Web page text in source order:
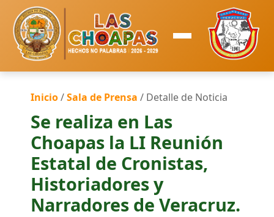
Inicio/Sala de Prensa / Detalle de Noticia
Se realiza en Las
Choapas la LI Reunión
Estatal de Cronistas,
Historiadores y
Narradores de Veracruz.